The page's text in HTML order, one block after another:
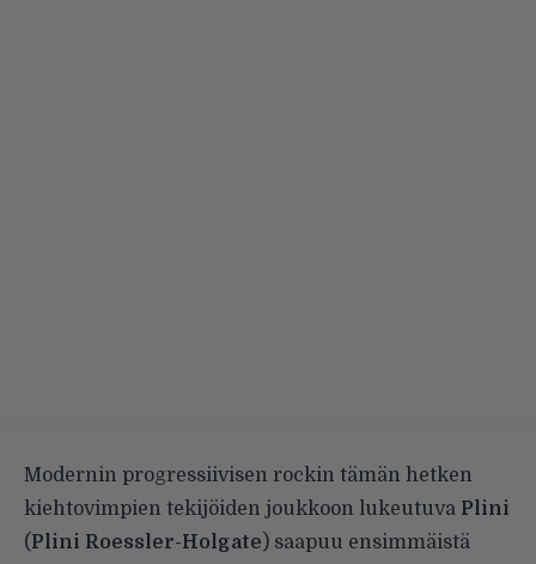
Modernin progressiivisen rockin tämän hetken
kiehtovimpien tekijöiden joukkoon lukeutuva Plini
(Plini Roessler-Holgate) saapuu ensimmäistä